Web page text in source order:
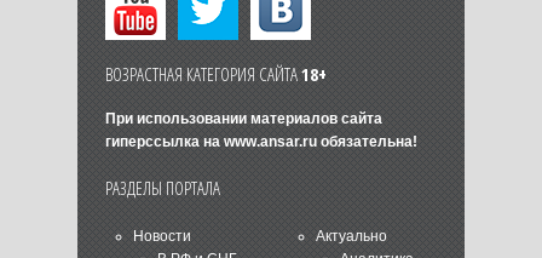
ВОЗРАСТНАЯ КАТЕГОРИЯ САЙТА18+
При использовании материалов сайта
гиперссылка на www.ansar.ruобязательна!
РАЗДЕЛЫ ПОРТАЛА
Новости
Актуально